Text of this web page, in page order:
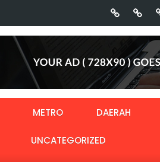
METRO DAERAH
UNCATEGORIZED